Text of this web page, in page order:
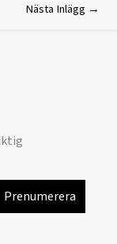
Nästa Inlägg →